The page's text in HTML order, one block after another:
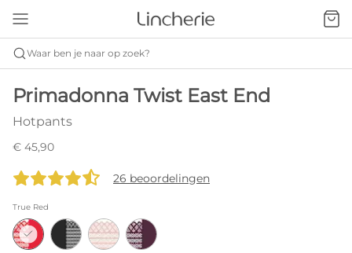
Waar ben je naar op zoek?
Primadonna Twist East End
Hotpants
€ 45,90
26 beoordelingen
True Red